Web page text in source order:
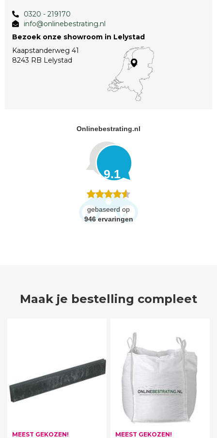
0320 - 219170
info@onlinebestrating.nl
Bezoek onze showroom in Lelystad
Kaapstanderweg 41
8243 RB Lelystad
Onlinebestrating.nl
9.1
gebaseerd op
946 ervaringen
Maak je bestelling compleet
MEEST GEKOZEN! MEEST GEKOZEN!